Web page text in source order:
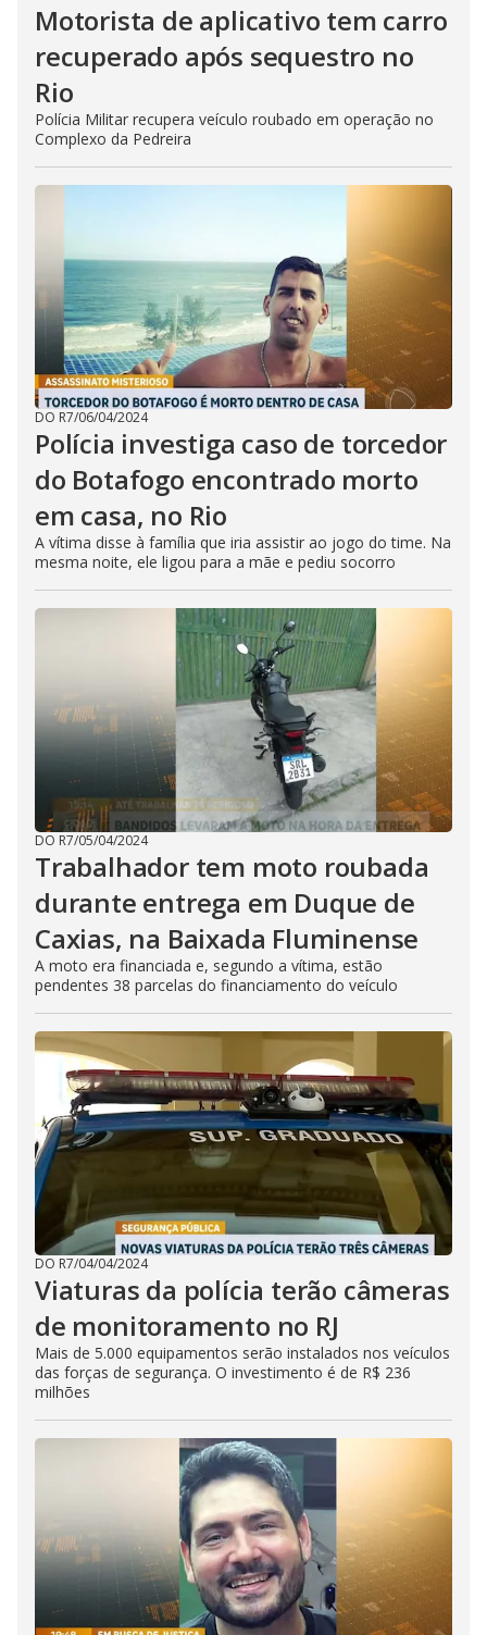
Motorista de aplicativo tem carro
recuperado após sequestro no
Rio
Polícia Militar recupera veículo roubado em operação no
Complexo da Pedreira
DO R7/06/04/2024
Polícia investiga caso de torcedor
do Botafogo encontrado morto
em casa, no Rio
A vítima disse à família que iria assistir ao jogo do time. Na
mesma noite, ele ligou para a mãe e pediu socorro
DO R7/05/04/2024
Trabalhador tem moto roubada
durante entrega em Duque de
Caxias, na Baixada Fluminense
A moto era financiada e, segundo a vítima, estão
pendentes 38 parcelas do financiamento do veículo
DO R7/04/04/2024
Viaturas da polícia terão câmeras
de monitoramento no RJ
Mais de 5.000 equipamentos serão instalados nos veículos
das forças de segurança. O investimento é de R$ 236
milhões